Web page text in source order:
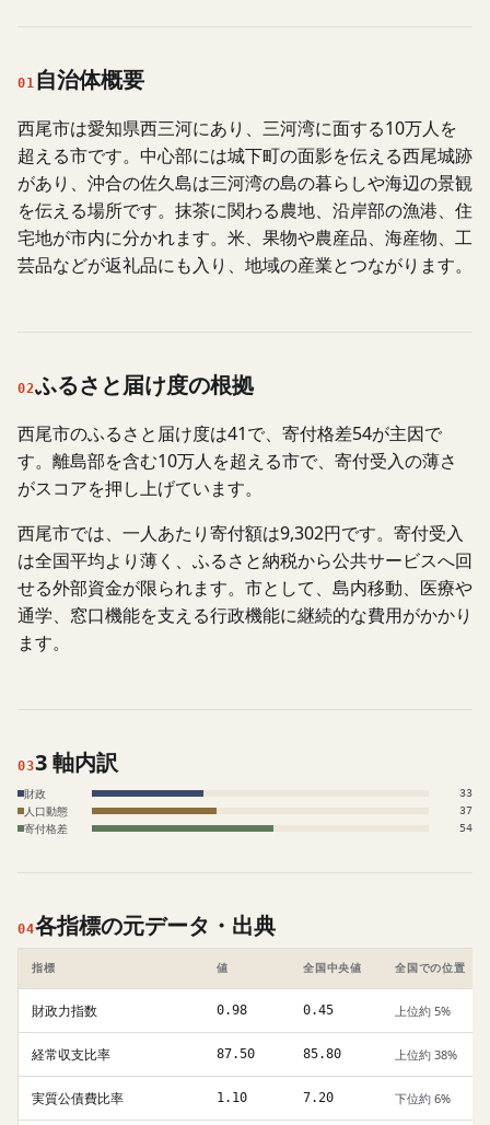
01 自治体概要
西尾市は愛知県西三河にあり、三河湾に面する10万人を
超える市です。中心部には城下町の面影を伝える西尾城跡
があり、沖合の佐久島は三河湾の島の暮らしや海辺の景観
を伝える場所です。抹茶に関わる農地、沿岸部の漁港、住
宅地が市内に分かれます。米、果物や農産品、海産物、工
芸品などが返礼品にも入り、地域の産業とつながります。
02ふるさと届け度の根拠
西尾市のふるさと届け度は41で、寄付格差54が主因で
す。離島部を含む10万人を超える市で、寄付受入の薄さ
がスコアを押し上げています。
西尾市では、一人あたり寄付額は9,302円です。寄付受入
は全国平均より薄く、ふるさと納税から公共サービスへ回
せる外部資金が限られます。市として、島内移動、医療や
通学、窓口機能を支える行政機能に継続的な費用がかかり
ます。
033 軸内訳
財政 33
人口動態 37
寄付格差 54
04各指標の元データ・出典
指標 値 全国中央値 全国での位置
財政力指数 0.98 0.45 上位約 5%
経常収支比率 87.50 85.80 上位約 38%
実質公債費比率 1.10 7.20 下位約 6%